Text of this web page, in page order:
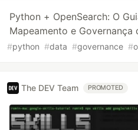
Python + OpenSearch: O
Mapeamento e
#python #data #governance #
The DEV Team PROMOTED